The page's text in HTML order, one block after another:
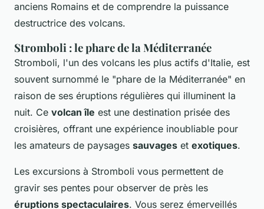
anciens Romains et de comprendre la puissance
destructrice des volcans.
Stromboli : le phare de la Méditerranée
Stromboli, l'un des volcans les plus actifs d'Italie, est
souvent surnommé le "phare de la Méditerranée" en
raison de ses éruptions régulières qui illuminent la
nuit. Ce volcan île est une destination prisée des
croisières, offrant une expérience inoubliable pour
les amateurs de paysages sauvages et exotiques.
Les excursions à Stromboli vous permettent de
gravir ses pentes pour observer de près les
éruptions spectaculaires. Vous serez émerveillés